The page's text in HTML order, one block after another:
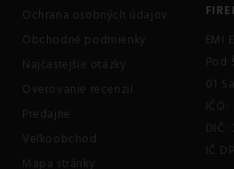
Ochrana osobných údajov
Obchodné podmienky
Najčastejšie otázky
Overovanie recenzií
Predajne
Veľkoobchod
Mapa stránky
EMI
Pod
01
IČO:
DIČ:
IČ